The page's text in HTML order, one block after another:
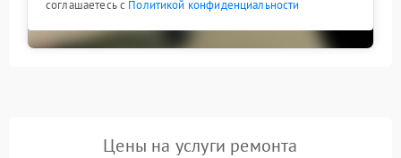
соглашаетесь с Политикой конфиденциальности
Цены на услуги ремонта